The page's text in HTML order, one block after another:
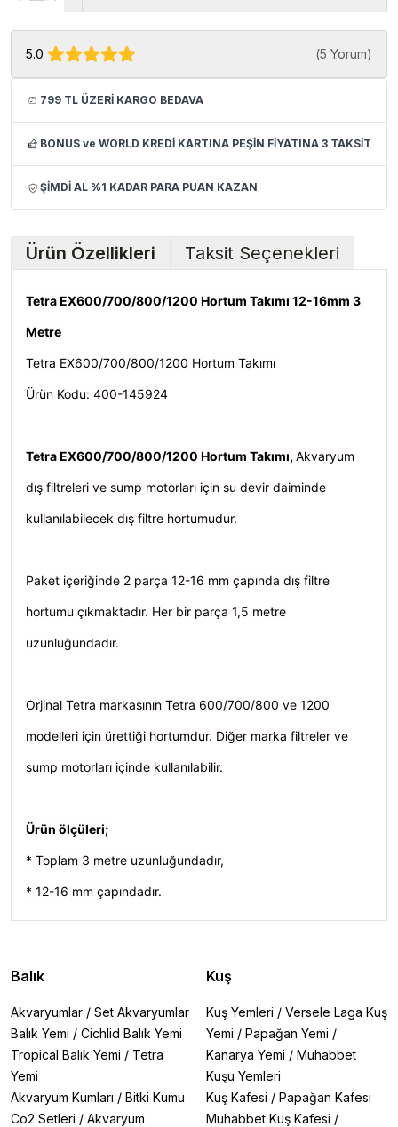
5.0 (5 Yorum)
799 TL ÜZERİ KARGO BEDAVA
BONUS ve WORLD KREDİ KARTINA PEŞİN FİYATINA 3 TAKSİT
ŞİMDİ AL %1 KADAR PARA PUAN KAZAN
Ürün Özellikleri Taksit Seçenekleri
Tetra EX600/700/800/1200 Hortum Takımı 12-16mm 3
Metre
Tetra EX600/700/800/1200 Hortum Takımı
Ürün Kodu: 400-145924
Tetra EX600/700/800/1200 Hortum Takımı, Akvaryum
dış filtreleri ve sump motorları için su devir daiminde
kullanılabilecek dış filtre hortumudur.
Paket içeriğinde 2 parça 12-16 mm çapında dış filtre
hortumu çıkmaktadır. Her bir parça 1,5 metre
uzunluğundadır.
Orjinal Tetra markasının Tetra 600/700/800 ve 1200
modelleri için ürettiği hortumdur. Diğer marka filtreler ve
sump motorları içinde kullanılabilir.
Ürün ölçüleri;
* Toplam 3 metre uzunluğundadır,
* 12-16 mm çapındadır.
Balık
Akvaryumlar / Set Akvaryumlar
Balık Yemi / Cichlid Balık Yemi
Tropical Balık Yemi / Tetra
Yemi
Akvaryum Kumları / Bitki Kumu
Co2 Setleri / Akvaryum
Kuş
Kuş Yemleri / Versele Laga Kuş
Yemi / Papağan Yemi /
Kanarya Yemi / Muhabbet
Kuşu Yemleri
Kuş Kafesi / Papağan Kafesi
Muhabbet Kuş Kafesi /